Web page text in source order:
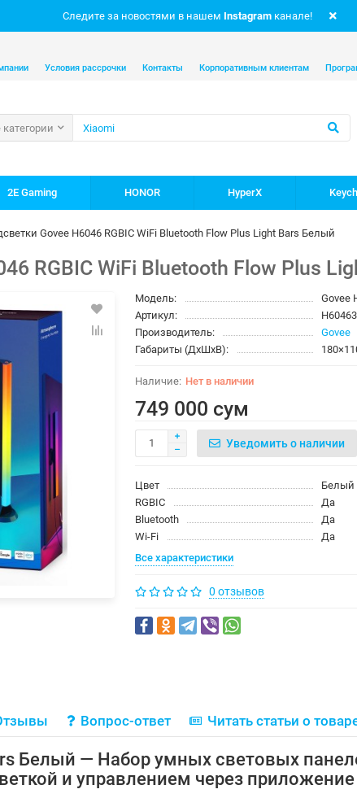
Следите за новостями в нашем Instagram канале!
Условия рассрочки Контакты Корпоративным клиентам
категории
2E Gaming HONOR HyperX
Govee H6046 RGBIC WiFi Bluetooth Flow Plus Light Bars Белый
RGBIC WiFi Bluetooth Flow Plus
Модель:
Govee
Артикул:
Производитель:
Govee
Габариты (ДхШхВ):
Нет в наличии
749 000 сум
Уведомить о наличии
Цвет
Белый
RGBIC
Да
Bluetooth
Да
Wi-Fi
Да
Все характеристики
0 отзывов
Вопрос-ответ Читать статьи о
Белый — Набор умных световых
и управлением через